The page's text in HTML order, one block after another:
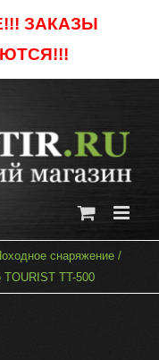
ЗАКАЗЫ
снаряжение
TOURIST TT-500